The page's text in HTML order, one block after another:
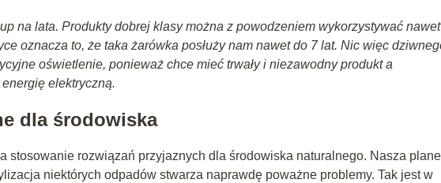
na lata. Produkty dobrej klasy można z powodzeniem wykorzystywać
oznacza to, że taka żarówka posłuży nam nawet do 7 lat. Nic więc
oświetlenie, ponieważ chce mieć trwały i niezawodny produkt a
elektryczną.
dla środowiska
stosowanie rozwiązań przyjaznych dla środowiska naturalnego. Nasza
niektórych odpadów stwarza naprawdę poważne problemy. Tak jest w